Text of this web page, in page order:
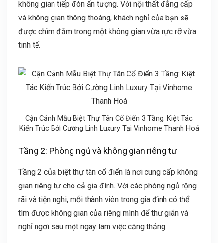
không gian tiếp đón ấn tượng. Với nội thất đẳng cấp
và không gian thông thoáng, khách nghỉ của bạn sẽ
được chìm đắm trong một không gian vừa rực rỡ vừa
tinh tế.
Cận Cảnh Mẫu Biệt Thự Tân Cổ Điển 3 Tầng: Kiệt Tác
Kiến Trúc Bởi Cường Linh Luxury Tại Vinhome Thanh Hoá
Tầng 2: Phòng ngủ và không gian riêng tư
Tầng 2 của biệt thự tân cổ điển là nơi cung cấp không
gian riêng tư cho cả gia đình. Với các phòng ngủ rộng
rãi và tiện nghi, mỗi thành viên trong gia đình có thể
tìm được không gian của riêng mình để thư giãn và
nghỉ ngơi sau một ngày làm việc căng thẳng.